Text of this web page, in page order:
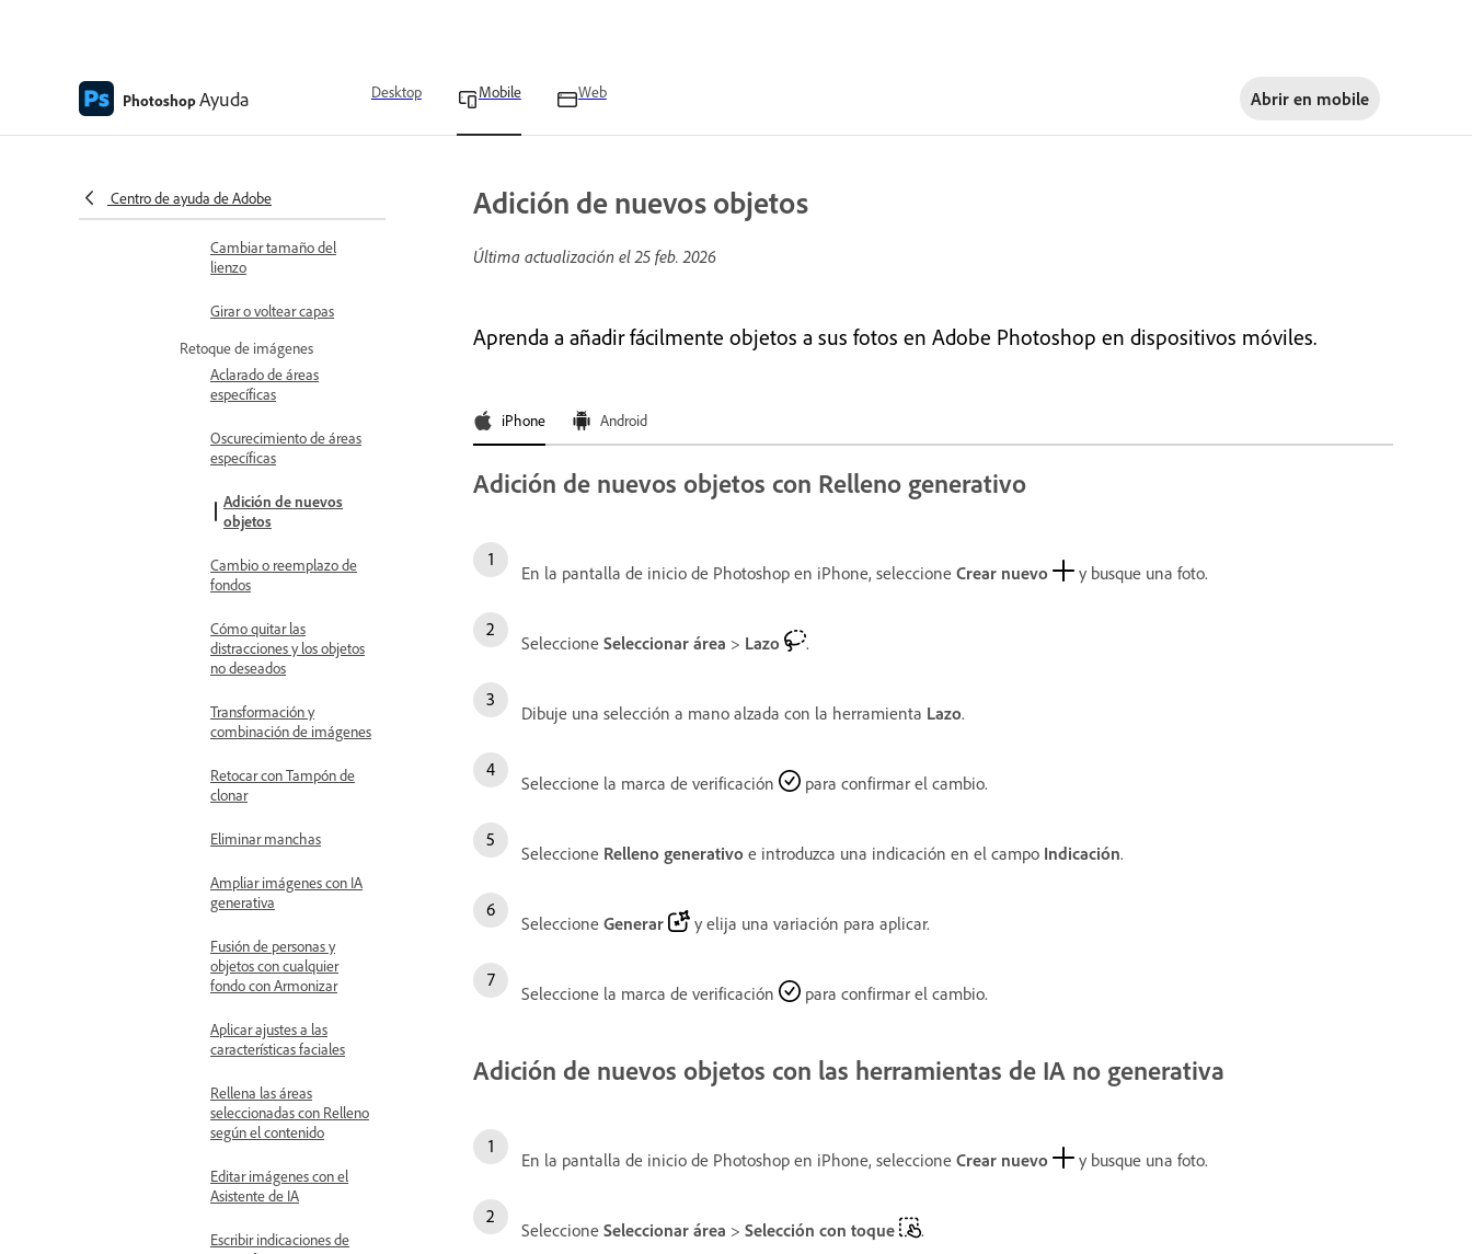
PhotoshopAyuda Desktop Mobile Web Abrir en mobile
Centro de ayuda de Adobe
Recorte de imágenes
Ajuste de una parte
Transformar imágenes
Cambiar tamaño del
lienzo
Girar o voltear capas
Retoque de imágenes
Aclarado de áreas
específicas
Oscurecimiento de áreas
específicas
Adición de nuevos
objetos
Cambio o reemplazo de
fondos
Cómo quitar las
distracciones y los objetos
no deseados
Transformación y
combinación de imágenes
Retocar con Tampón de
clonar
Eliminar manchas
Ampliar imágenes con IA
generativa
Fusión de personas y
objetos con cualquier
fondo con Armonizar
Aplicar ajustes a las
características faciales
Rellena las áreas
seleccionadas con Relleno
según el contenido
Editar imágenes con el
Asistente de IA
Escribir indicaciones de
Adición de nuevos objetos
Última actualización el25 feb. 2026
Aprenda a añadir fácilmente objetos a sus fotos en Adobe Photoshop en dispositivos móviles.
iPhone Android
Adición de nuevos objetos con Relleno generativo
En la pantalla de inicio de Photoshop en iPhone, seleccione Crear nuevo y busque una foto.
Seleccione Seleccionar área > Lazo .
Dibuje una selección a mano alzada con la herramienta Lazo.
Seleccione la marca de verificación para confirmar el cambio.
Seleccione Relleno generativo e introduzca una indicación en el campo Indicación.
Seleccione Generar y elija una variación para aplicar.
Seleccione la marca de verificación para confirmar el cambio.
Adición de nuevos objetos con las herramientas de IA no generativa
En la pantalla de inicio de Photoshop en iPhone, seleccione Crear nuevo y busque una foto.
Seleccione Seleccionar área > Selección con toque .